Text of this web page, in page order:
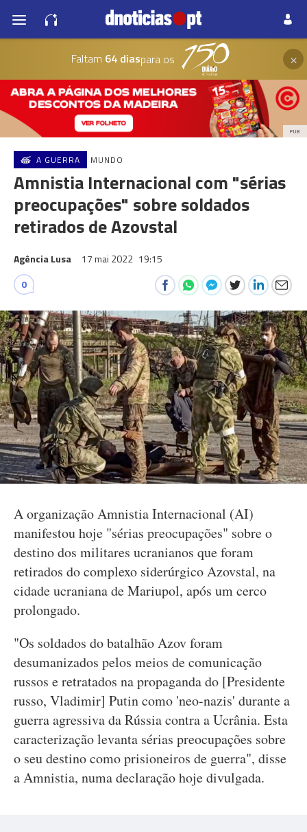
Faltam 64 diaspara os ×
PUB
A GUERRA MUNDO
Amnistia Internacional com "sérias
preocupações" sobre soldados
retirados de Azovstal
Agência Lusa 17 mai 2022 19:15
0
A organização Amnistia Internacional (AI)
manifestou hoje "sérias preocupações" sobre o
destino dos militares ucranianos que foram
retirados do complexo siderúrgico Azovstal, na
cidade ucraniana de Mariupol, após um cerco
prolongado.
"Os soldados do batalhão Azov foram
desumanizados pelos meios de comunicação
russos e retratados na propaganda do [Presidente
russo, Vladimir] Putin como 'neo-nazis' durante a
guerra agressiva da Rússia contra a Ucrânia. Esta
caracterização levanta sérias preocupações sobre
o seu destino como prisioneiros de guerra", disse
a Amnistia, numa declaração hoje divulgada.